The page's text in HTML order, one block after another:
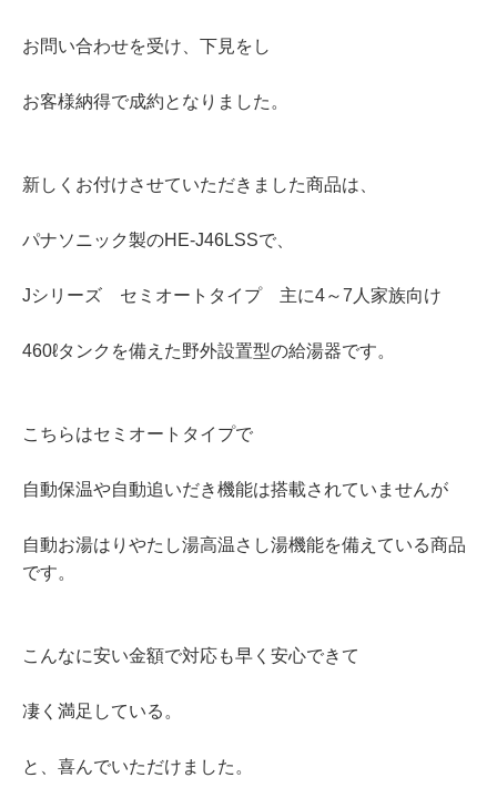
お問い合わせを受け、下見をし
お客様納得で成約となりました。
新しくお付けさせていただきました商品は、
パナソニック製のHE-J46LSSで、
Jシリーズ セミオートタイプ 主に4～7人家族向け
460ℓタンクを備えた野外設置型の給湯器です。
こちらはセミオートタイプで
自動保温や自動追いだき機能は搭載されていませんが
自動お湯はりやたし湯高温さし湯機能を備えている商品
です。
こんなに安い金額で対応も早く安心できて
凄く満足している。
と、喜んでいただけました。